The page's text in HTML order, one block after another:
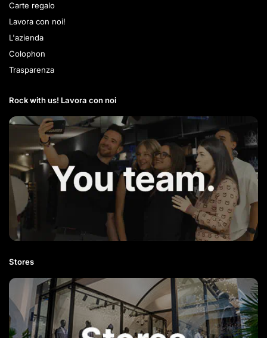
Carte regalo
Lavora con noi!
L'azienda
Colophon
Trasparenza
Rock with us! Lavora con noi​
Stores